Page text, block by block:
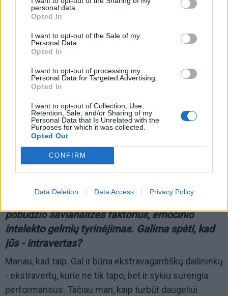
personal data.
Opted In
I want to opt-out of the Sale of my
Personal Data.
Opted In
I want to opt-out of processing my
Personal Data for Targeted Advertising.
Opted In
I want to opt-out of Collection, Use,
Retention, Sale, and/or Sharing of my
Personal Data that Is Unrelated with the
Purposes for which it was collected.
Opted Out
CONFIRM
Data Deletion Data Access Privacy Policy
Taip, kaip mus aplanko skirtingi metų laikai, drobėse
atsispindi skirtingi mano gyvenimo etapai.
2008-aisiais išleistoje jūsų darbų knygelėje
pobūdžio savianalizės faktorius, emocinio
intelekto gelmių tyrinėjimas. Galima spėti, kad
jūs - intravertas?
Manau, kad taip. Gal ir būna ekstravagantiškų dailininkų
- ekstravertų, kurie ne tik tapo, bet ir sykiu surengia
performansus. Tačiau man, kaip turbūt daugeliui